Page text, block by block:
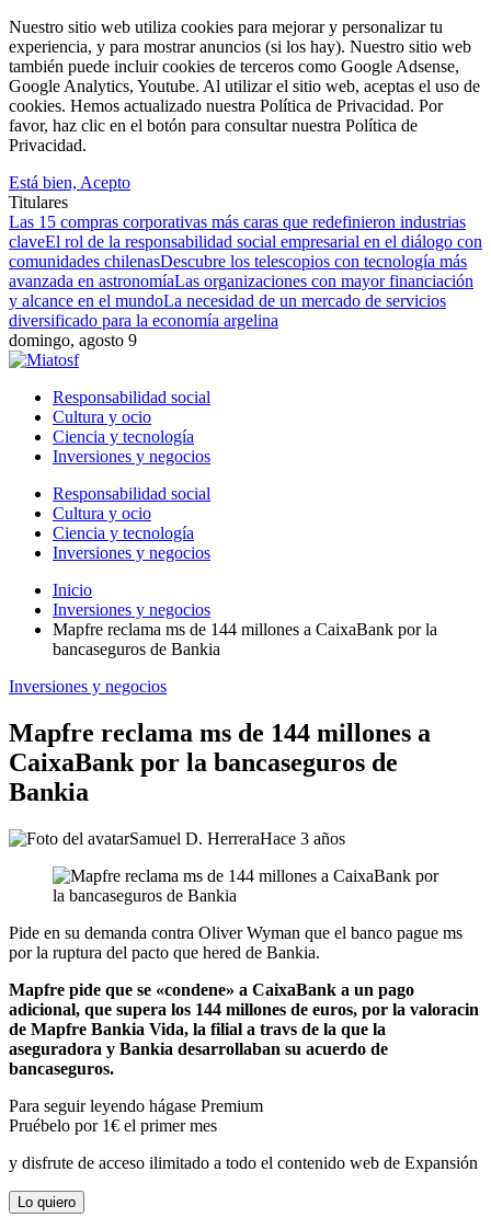
Nuestro sitio web utiliza cookies para mejorar y personalizar tu
experiencia, y para mostrar anuncios (si los hay). Nuestro sitio web
también puede incluir cookies de terceros como Google Adsense,
Google Analytics, Youtube. Al utilizar el sitio web, aceptas el uso de
cookies. Hemos actualizado nuestra Política de Privacidad. Por
favor, haz clic en el botón para consultar nuestra Política de
Privacidad.
Está bien, Acepto
Titulares
Las 15 compras corporativas más caras que redefinieron industrias
claveEl rol de la responsabilidad social empresarial en el diálogo con
comunidades chilenasDescubre los telescopios con tecnología más
avanzada en astronomíaLas organizaciones con mayor financiación
y alcance en el mundoLa necesidad de un mercado de servicios
diversificado para la economía argelina
domingo, agosto 9
Responsabilidad social
Cultura y ocio
Ciencia y tecnología
Inversiones y negocios
Responsabilidad social
Cultura y ocio
Ciencia y tecnología
Inversiones y negocios
Inicio
Inversiones y negocios
Mapfre reclama ms de 144 millones a CaixaBank por la
bancaseguros de Bankia
Inversiones y negocios
Mapfre reclama ms de 144 millones a
CaixaBank por la bancaseguros de
Bankia
Samuel D. HerreraHace 3 años
Pide en su demanda contra Oliver Wyman que el banco pague ms
por la ruptura del pacto que hered de Bankia.
Mapfre pide que se «condene» a CaixaBank a un pago
adicional, que supera los 144 millones de euros, por la valoracin
de Mapfre Bankia Vida, la filial a travs de la que la
aseguradora y Bankia desarrollaban su acuerdo de
bancaseguros.
Para seguir leyendo hágase Premium
Pruébelo por 1€ el primer mes
y disfrute de acceso ilimitado a todo el contenido web de Expansión
Lo quiero